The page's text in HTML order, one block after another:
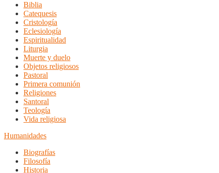
Biblia
Catequesis
Cristología
Eclesiología
Espiritualidad
Liturgia
Muerte y duelo
Objetos religiosos
Pastoral
Primera comunión
Religiones
Santoral
Teología
Vida religiosa
Humanidades
Biografías
Filosofía
Historia